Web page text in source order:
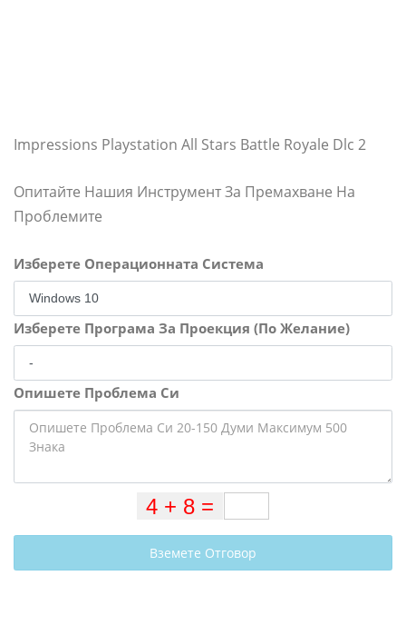
Impressions Playstation All Stars Battle Royale Dlc 2
Опитайте Нашия Инструмент За Премахване На
Проблемите
Изберете Операционната Система
Изберете Програма За Проекция (По Желание)
Опишете Проблема Си
Вземете Отговор